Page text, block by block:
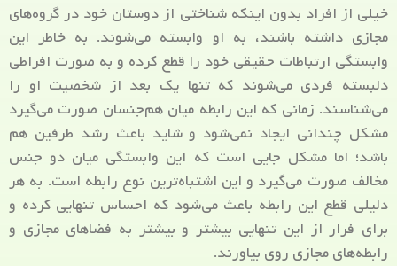
خیلی از افراد بدون اینکه شناختی از دوستان خود در گروه‌های
مجازی داشته باشند، به او وابسته می‌شوند. به خاطر این
وابستگی ارتباطات حقیقی خود را قطع کرده و به صورت افراطی
دلبسته فردی می‌شوند که تنها یک بعد از شخصیت او را
می‌شناسند. زمانی که این رابطه میان هم‌جنسان صورت می‌گیرد
مشکل چندانی ایجاد نمی‌شود و شاید باعث رشد طرفین هم
باشد؛ اما مشکل جایی است که این وابستگی میان دو جنس
مخالف صورت می‌گیرد و این اشتباه‌ترین نوع رابطه است. به هر
دلیلی قطع این رابطه باعث می‌شود که احساس تنهایی کرده و
برای فرار از این تنهایی بیشتر و بیشتر به فضاهای مجازی و
رابطه‌های مجازی روی بیاورند.